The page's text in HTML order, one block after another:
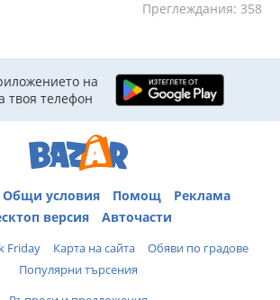
Преглеждания: 358
на
твоя телефон
Общи условия Помощ
Реклама
версия
Авточасти
Friday Карта на сайта
Обяви по градове
Популярни търсения